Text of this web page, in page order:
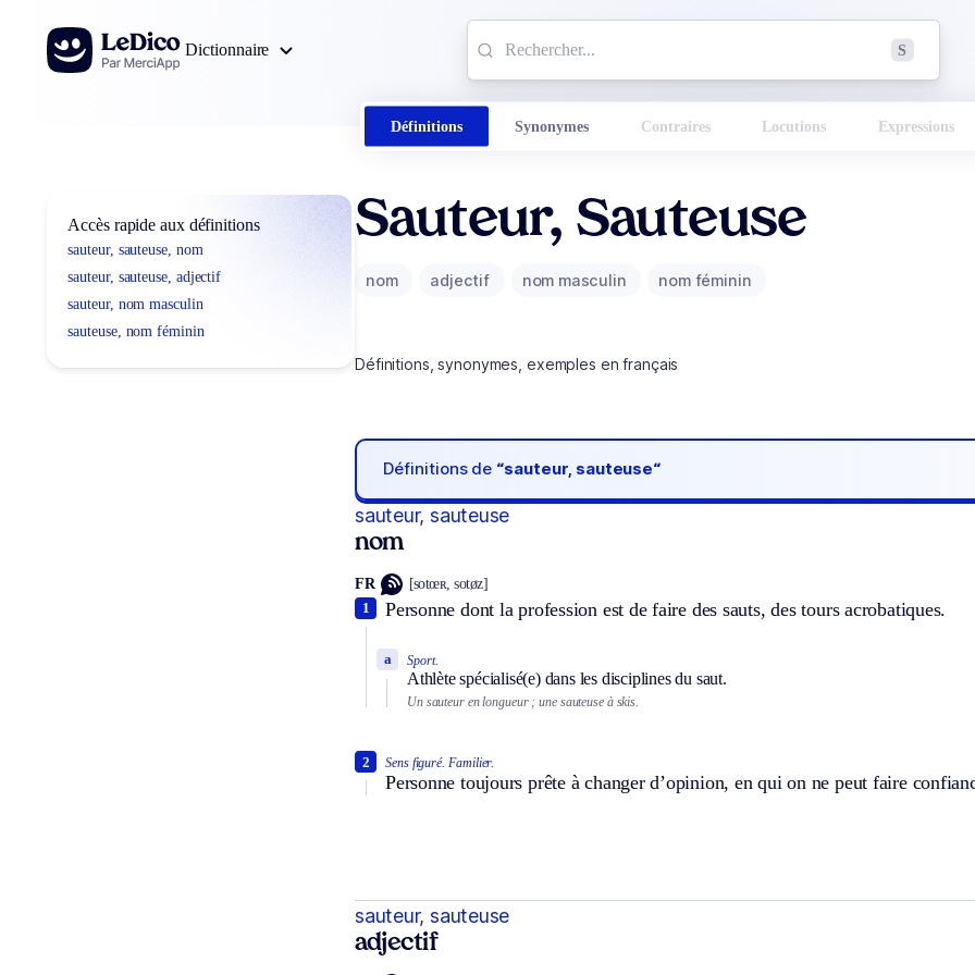
Aller au contenu
Dictionnaire
S
Définitions Synonymes Contraires Locutions Expressions
Accès rapide aux définitions
sauteur, sauteuse, nom
sauteur, sauteuse, adjectif
sauteur, nom masculin
sauteuse, nom féminin
Sauteur, Sauteuse
nom adjectif nom masculin nom féminin
Définitions, synonymes, exemples en français
Définitions de “sauteur, sauteuse“
sauteur, sauteuse
nom
FR [sotœʀ, sotøz]
Personne dont la profession est de faire des sauts, des tours acrobatiques.
1
Sport.
Athlète spécialisé(e) dans les disciplines du saut.
a
Un sauteur en longueur ; une sauteuse à skis.
Sens figuré. Familier.
Personne toujours prête à changer d’opinion, en qui on ne peut faire
2
sauteur, sauteuse
adjectif